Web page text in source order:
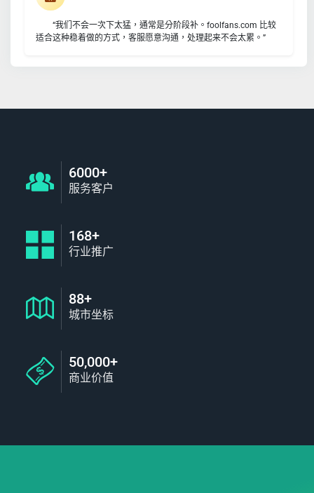
“我们不会一次下太猛，通常是分阶段补。foolfans.com 比较
适合这种稳着做的方式，客服愿意沟通，处理起来不会太累。”
6000+
服务客户
168+
行业推广
88+
城市坐标
50,000+
商业价值